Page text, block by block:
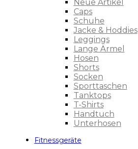
Neue Artikel
Caps
Schuhe
Jacke & Hoddies
Leggings
Lange Ärmel
Hosen
Shorts
Socken
Sporttaschen
Tanktops
T-Shirts
Handtuch
Unterhosen
Fitnessgeräte